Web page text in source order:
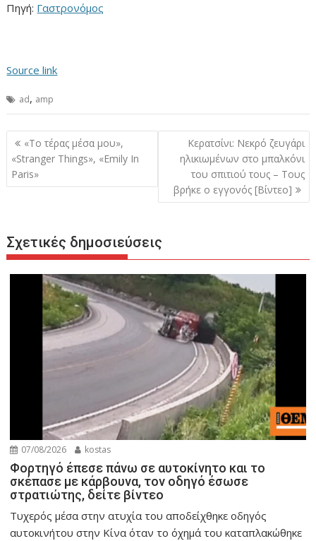
Πηγή: Γαστρονόμος
Source link
ad, amp
Πλοήγηση
άρθρων
«Το τέρας μέσα μου»,
«Stranger Things», «Emily In
Paris»
Κερατσίνι: Νεκρό ζευγάρι
ηλικιωμένων στο μπαλκόνι
του σπιτιού τους – Τους
βρήκε ο εγγονός [Βίντεο]
Σχετικές δημοσιεύσεις
07/08/2026 kostas
Φορτηγό έπεσε πάνω σε αυτοκίνητο και το
σκέπασε με κάρβουνα, τον οδηγό έσωσε
στρατιώτης, δείτε βίντεο
Τυχερός μέσα στην ατυχία του αποδείχθηκε οδηγός
αυτοκινήτου στην Κίνα όταν το όχημά του καταπλακώθηκε